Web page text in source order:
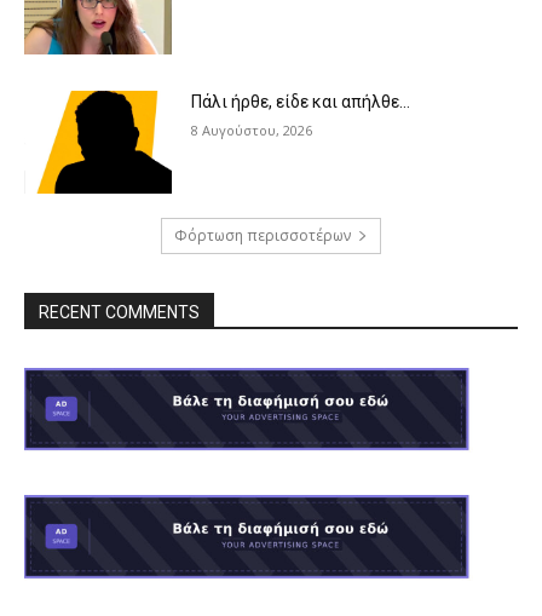
Πάλι ήρθε, είδε και απήλθε…
8 Αυγούστου, 2026
Φόρτωση περισσοτέρων
RECENT COMMENTS